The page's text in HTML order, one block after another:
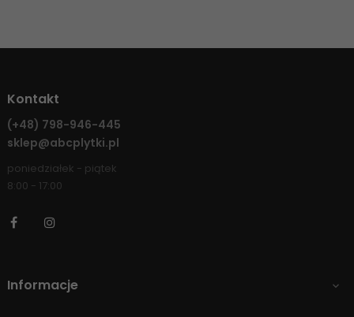
Kontakt
(+48) 798-946-445
sklep@abcplytki.pl
poniedziałek - piątek
8:00 - 17:00
Facebook
Informacje 